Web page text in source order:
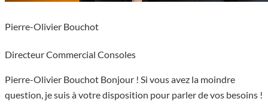
Pierre-Olivier Bouchot
Directeur Commercial Consoles
Pierre-Olivier Bouchot Bonjour ! Si vous avez la moindre
question, je suis à votre disposition pour parler de vos besoins !